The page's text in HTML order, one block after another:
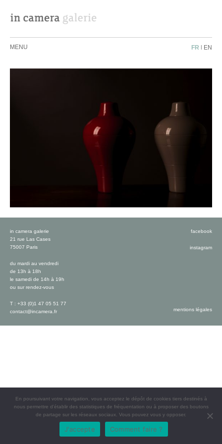
MENU FR | EN
in camera galerie
21 rue Las Cases
75007 Paris
du mardi au vendredi
de 13h à 18h
le samedi de 14h à 19h
ou sur rendez-vous
T : +33 (0)1 47 05 51 77
contact@incamera.fr
facebook
instagram
mentions légales
En poursuivant votre navigation, vous acceptez le dépôt de cookies tiers destinés à
nous permettre d’établir des statistiques de fréquentation ou à proposer des boutons
de partage sur les réseaux sociaux. Vous pouvez vous y opposer.
J'accepte Comment faire ?